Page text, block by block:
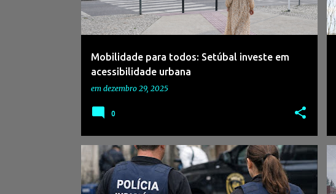
Mobilidade para todos: Setúbal investe em
acessibilidade urbana
em dezembro 29, 2025
0
#BARREIRO #CRIME #HOMICÍDIO +2